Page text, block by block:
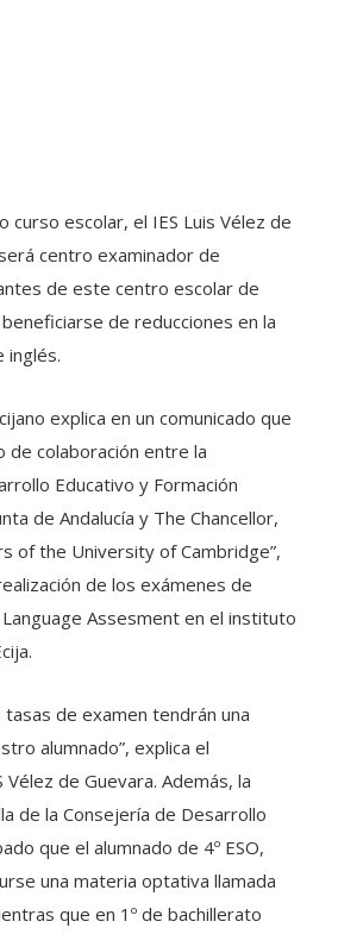
curso escolar, el IES Luis Vélez de
centro examinador de
de este centro escolar de
de reducciones en la
inglés.
explica en un comunicado que
de colaboración entre la
Educativo y Formación
de Andalucía y The Chancellor,
of the University of Cambridge”,
de los exámenes de
Assesment en el instituto
de examen tendrán una
alumnado”, explica el
Vélez de Guevara. Además, la
de la Consejería de Desarrollo
que el alumnado de 4º ESO,
una materia optativa llamada
que en 1º de bachillerato